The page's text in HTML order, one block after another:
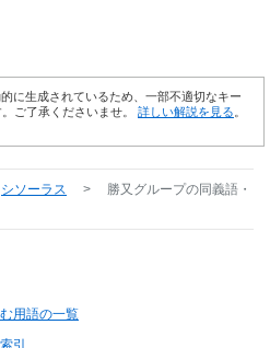
に生成されているため、一部不適切なキー
ご了承くださいませ。 詳しい解説を見る
シソーラス > 勝又グループの同義語・
用語の一覧
引